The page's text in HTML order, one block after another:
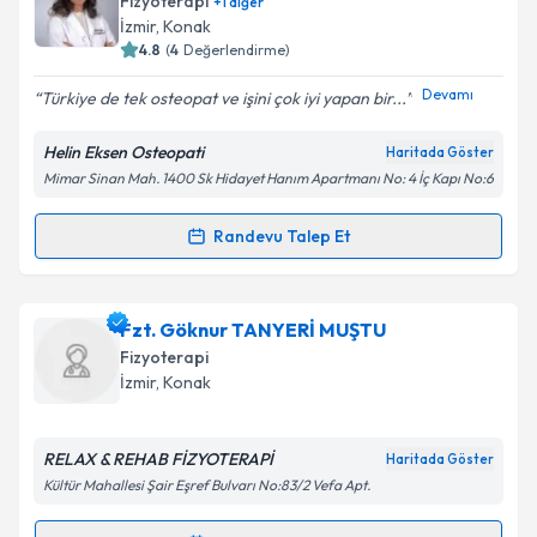
hazırlandığında e-posta ile bilgilendireceğiz.
Kişisel verilerimin işlenmesine ilişkinAydınlatma
Metni'ni okudum ve kişisel verilerimin belirtilen
kapsamda işlenmesini kabul ediyorum.
İzmir, Konak
4.8 (4 Değerlendirme)
Türkiye de tek osteopat ve işini çok iyi yapan bir... Devamı
Helin Eksen Osteopati Haritada Göster
Mimar Sinan Mah. 1400 Sk Hidayet Hanım Apartmanı No: 4 İç Kapı No:6
Randevu Talep Et
Randevu Takvimi Talebi
Fzt. Helin Ekseniçin randevu takvimi talebi oluşturun.
Size bu uzmandan randevu almanız için bir takvim
hazırlandığında e-posta ile bilgilendireceğiz.
Fzt. Göknur TANYERİ MUŞTU
Fizyoterapi
İzmir, Konak
RELAX & REHAB FİZYOTERAPİ Haritada Göster
Kültür Mahallesi Şair Eşref Bulvarı No:83/2 Vefa Apt.